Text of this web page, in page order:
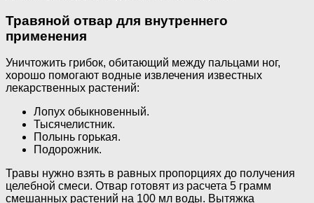
Травяной отвар для внутреннего
применения
Уничтожить грибок, обитающий между пальцами ног,
хорошо помогают водные извлечения известных
лекарственных растений:
Лопух обыкновенный.
Тысячелистник.
Полынь горькая.
Подорожник.
Травы нужно взять в равных пропорциях до получения
целебной смеси. Отвар готовят из расчета 5 грамм
смешанных растений на 100 мл воды. Вытяжка